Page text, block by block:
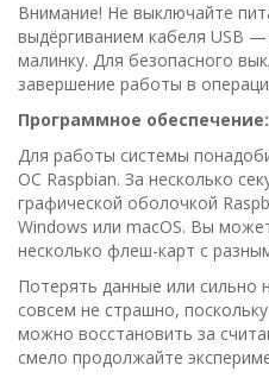
Внимание! Не выключайте
выдёргиванием кабеля USB
малинку. Для безопасного
завершение работы в
Программное обеспечение:
Для работы системы
ОС Raspbian. За несколько
графической оболочкой
Windows или macOS. Вы
несколько флеш-карт с
Потерять данные или сильно
совсем не страшно,
можно восстановить за
смело продолжайте